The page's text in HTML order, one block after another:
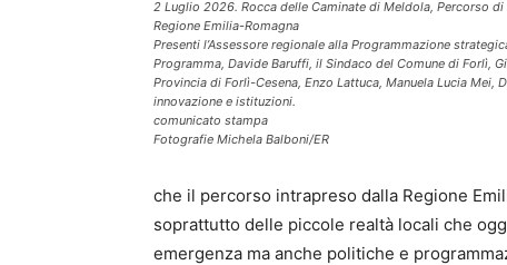
2 Luglio 2026. Rocca delle Caminate di Meldola, Percorso
Regione Emilia-Romagna
Presenti l’Assessore regionale alla Programmazione
Programma, Davide Baruffi, il Sindaco del Comune di Forlì,
Provincia di Forlì-Cesena, Enzo Lattuca, Manuela Lucia Mei,
innovazione e istituzioni.
comunicato stampa
Fotografie Michela Balboni/ER
che il percorso intrapreso dalla Regione
soprattutto delle piccole realtà locali che
emergenza ma anche politiche e